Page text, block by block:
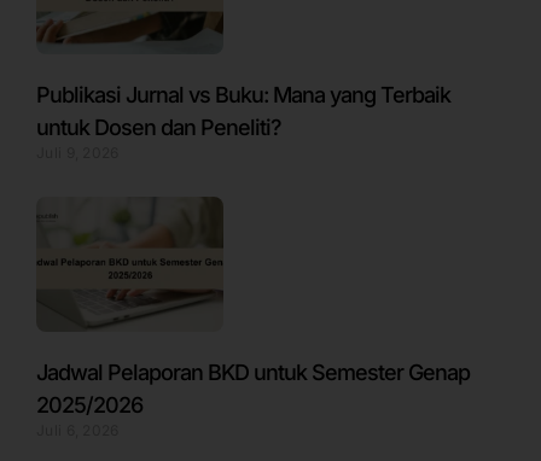
Publikasi Jurnal vs Buku: Mana yang Terbaik
untuk Dosen dan Peneliti?
Jadwal Pelaporan BKD untuk Semester Genap
2025/2026